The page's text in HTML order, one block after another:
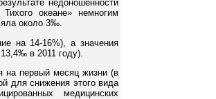
недоношенности
океане» немногим
около 3‰.
на 14-16%), а значения
в 2011 году).
на первый месяц жизни (в
для снижения этого вида
медицинских